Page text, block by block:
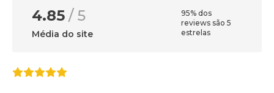
4.85 / 5
Média do site
95% dos
reviews são 5
estrelas